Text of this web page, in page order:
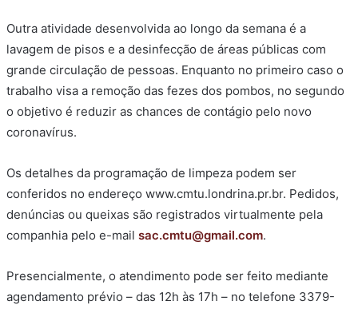
Outra atividade desenvolvida ao longo da semana é a
lavagem de pisos e a desinfecção de áreas públicas com
grande circulação de pessoas. Enquanto no primeiro caso o
trabalho visa a remoção das fezes dos pombos, no segundo
o objetivo é reduzir as chances de contágio pelo novo
coronavírus.
Os detalhes da programação de limpeza podem ser
conferidos no endereço www.cmtu.londrina.pr.br. Pedidos,
denúncias ou queixas são registrados virtualmente pela
companhia pelo e-mail sac.cmtu@gmail.com.
Presencialmente, o atendimento pode ser feito mediante
agendamento prévio – das 12h às 17h – no telefone 3379-